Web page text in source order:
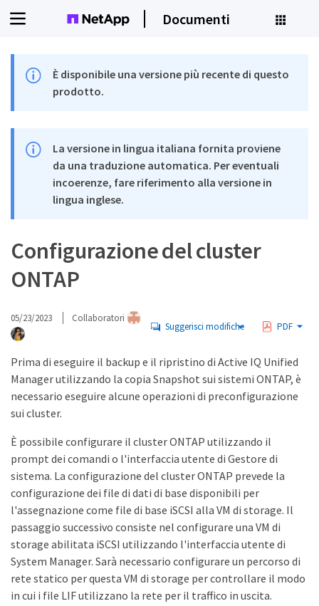
Documenti
È disponibile una versione più recente di questo
prodotto.
La versione in lingua italiana fornita proviene
da una traduzione automatica. Per eventuali
incoerenze, fare riferimento alla versione in
lingua inglese.
Configurazione del cluster
ONTAP
05/23/2023 Collaboratori
Suggerisci modifiche PDF
Prima di eseguire il backup e il ripristino di Active IQ Unified
Manager utilizzando la copia Snapshot sui sistemi ONTAP, è
necessario eseguire alcune operazioni di preconfigurazione
sui cluster.
È possibile configurare il cluster ONTAP utilizzando il
prompt dei comandi o l'interfaccia utente di Gestore di
sistema. La configurazione del cluster ONTAP prevede la
configurazione dei file di dati di base disponibili per
l'assegnazione come file di base iSCSI alla VM di storage. Il
passaggio successivo consiste nel configurare una VM di
storage abilitata iSCSI utilizzando l'interfaccia utente di
System Manager. Sarà necessario configurare un percorso di
rete statico per questa VM di storage per controllare il modo
in cui i file LIF utilizzano la rete per il traffico in uscita.